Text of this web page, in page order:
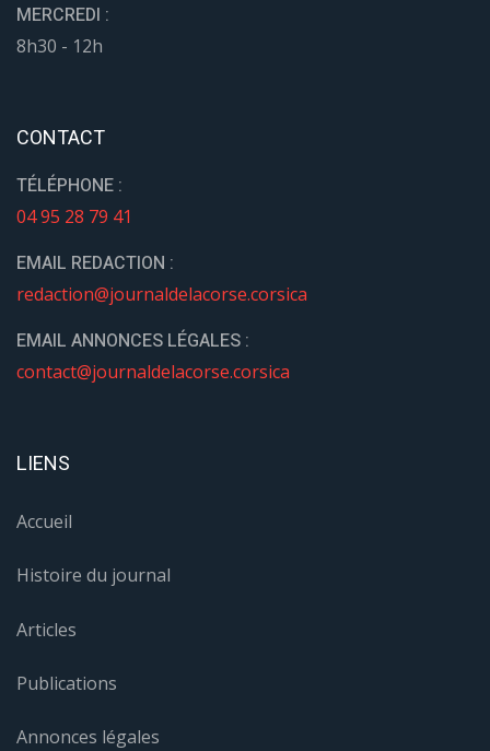
MERCREDI :
8h30 - 12h
CONTACT
TÉLÉPHONE :
04 95 28 79 41
EMAIL REDACTION :
redaction@journaldelacorse.corsica
EMAIL ANNONCES LÉGALES :
contact@journaldelacorse.corsica
LIENS
Accueil
Histoire du journal
Articles
Publications
Annonces légales